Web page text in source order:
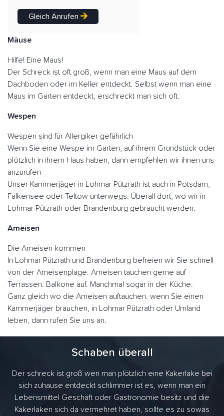
Gleich Anrufen
Mäuse
Hilfe! Eine Maus!
Der Schreck ist oft groß, wenn man eine Maus auf dem
Dachboden oder im Keller entdeckt. Selbst wenn man eine
Maus im Garten entdeckt, erschreckt man sich oft.
Wespen
Wespen sind für Allergiker gefährlich
Wenn Sie eine Wespe im Garten, auf ihrem Grundstück oder
plötzlich in ihrem Haus haben, dann empfehlen wir ihnen uns
anzurufen
Unser Kammerjäger in Lohmar Pützrath ist auch in Potsdam,
Falkensee oder Teltow unterwegs. Überall dort, wo wir in
Lohmar Pützrath oder Brandenburg gebraucht werden.
Ameisen
Die Ameisen kommen
In Lohmar Pützrath und Brandenburg befreien wir Sie schnell
von der Ameisenplage. Ameisen tauchen gerne auf
Terrassen. Balkone auf. Manchmal sogar in der Küche.
Ganz gleich wo die Ameisen auftauchen. wenn Sie einen
Kammerjäger brauchen, in Lohmar Pützrath oder Umland
leben, dann rufen Sie uns an.
Schaben überall
Der schreck ist groß wen man plötzlich eine Kakerlake bei
sich zuhause entdeckt schlimmer ist es, wenn man ein
Lebensmittel Geschäft oder Gastronomie besitz und die
Kakerlaken sich da vermehret haben, sollte es zu sowas